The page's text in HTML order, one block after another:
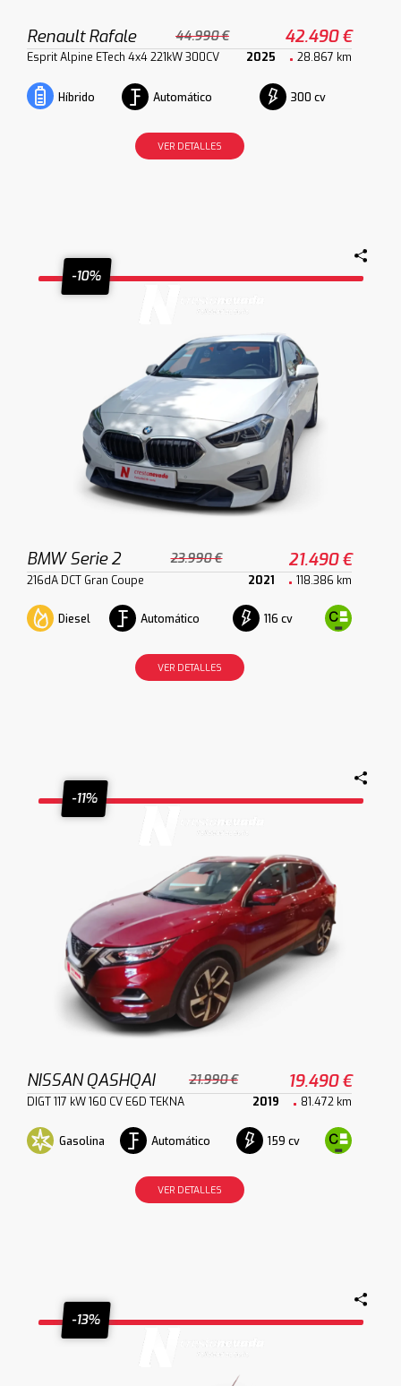
Renault Rafale 44.990 € 42.490 €
Esprit Alpine ETech 4x4 221kW 300CV 2025 28.867 km
Híbrido Automático 300 cv
VER DETALLES
-10%
BMW Serie 2 23.990 € 21.490 €
216dA DCT Gran Coupe 2021 118.386 km
Diesel Automático 116 cv
VER DETALLES
-11%
NISSAN QASHQAI 21.990 € 19.490 €
DIGT 117 kW 160 CV E6D TEKNA 2019 81.472 km
Gasolina Automático 159 cv
VER DETALLES
-13%